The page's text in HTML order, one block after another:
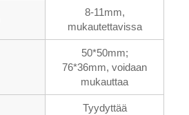
8-11mm,
mukautettavissa
50*50mm;
76*36mm, voidaan
mukauttaa
Tyydyttää